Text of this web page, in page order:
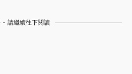
- 請繼續往下閱讀